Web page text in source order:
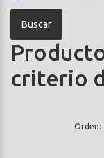
criterio
Orden: